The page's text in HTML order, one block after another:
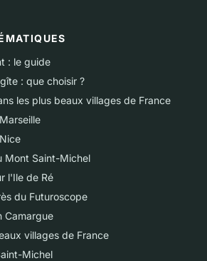
: le guide
: que choisir ?
les plus beaux villages de France
Mont Saint-Michel
l'Ile de Ré
du Futuroscope
Camargue
villages de France
Michel